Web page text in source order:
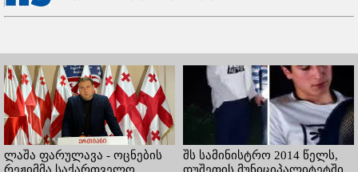
ლაშა ფარულავა - ოცნების
შს სამინისტრო 2014 წელს,